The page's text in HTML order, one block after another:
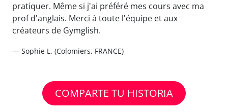
pratiquer. Même si j'ai préféré mes cours avec ma
prof d'anglais. Merci à toute l'équipe et aux
créateurs de Gymglish.
— Sophie L. (Colomiers, FRANCE)
COMPARTE TU HISTORIA